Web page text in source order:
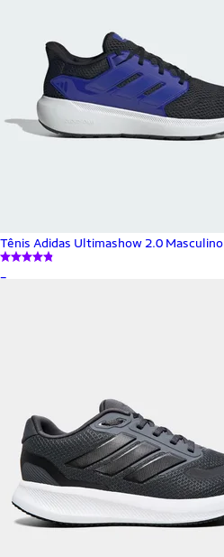
Tênis Adidas Ultimashow 2.0 Masculino